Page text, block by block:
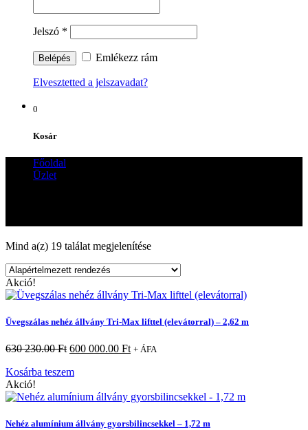
Jelszó *
Emlékezz rám
Elvesztetted a jelszavadat?
0
Kosár
Főoldal
Üzlet
Mind a(z) 19 találat megjelenítése
Akció!
Üvegszálas nehéz állvány Tri-Max lifttel (elevátorral) – 2,62 m
630 230.00Ft 600 000.00 Ft + ÁFA
Kosárba teszem
Akció!
Nehéz alumínium állvány gyorsbilincsekkel – 1,72 m